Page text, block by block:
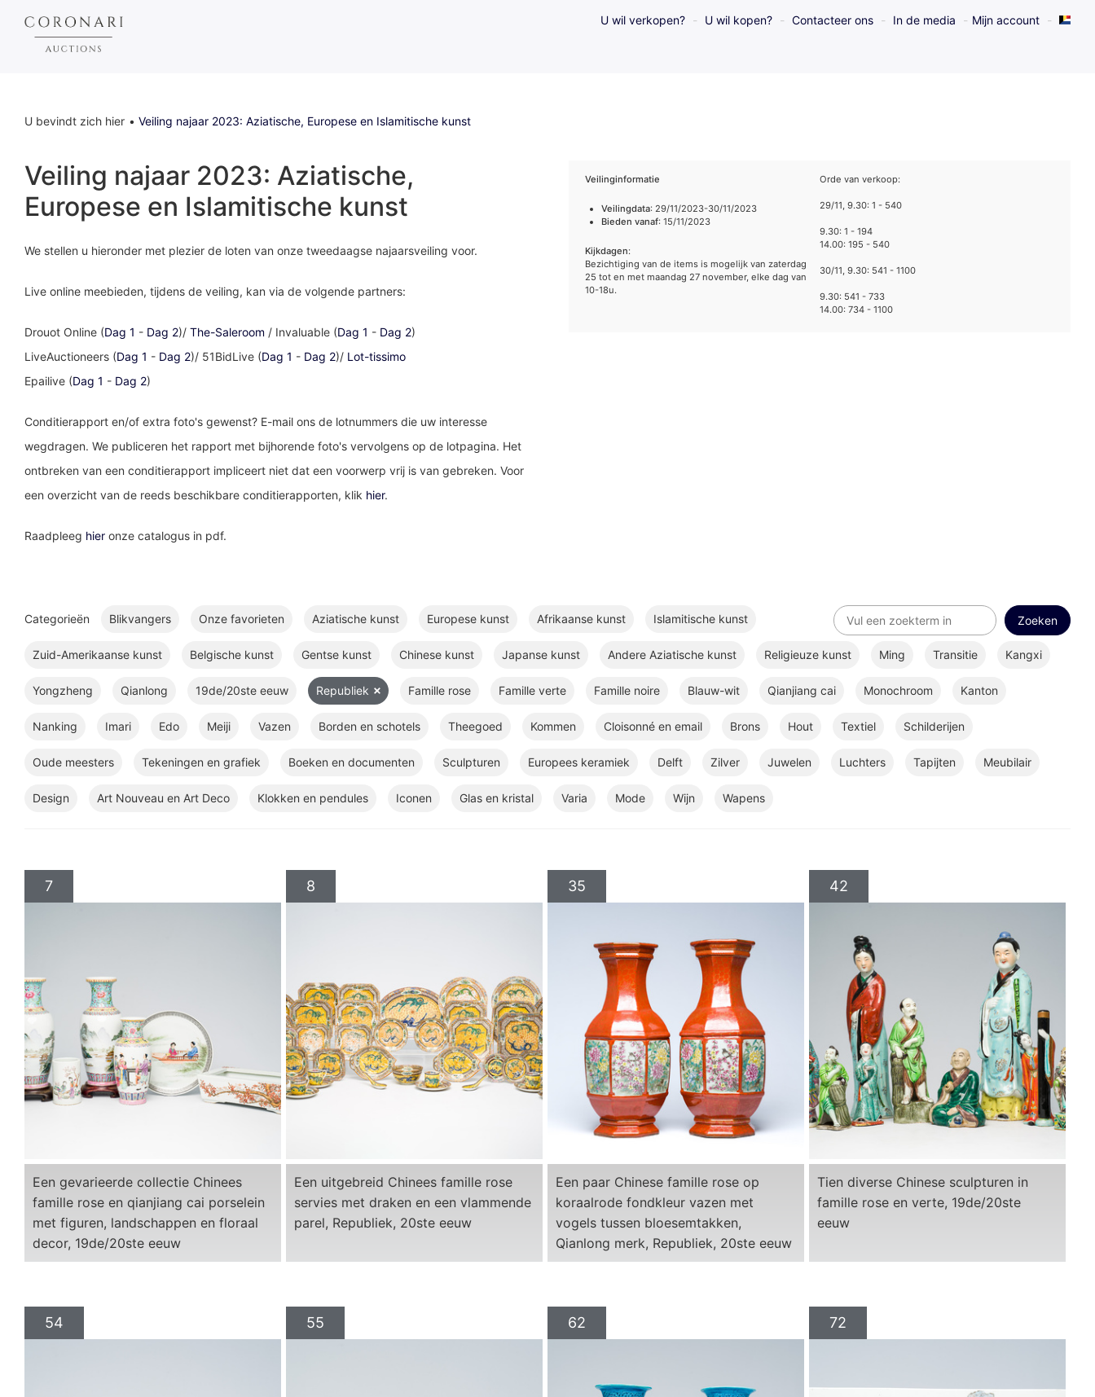
U wil verkopen? U wil kopen? Contacteer ons In de media Mijn account
U bevindt zich hier Veiling najaar 2023: Aziatische, Europese en Islamitische kunst
Veiling najaar 2023: Aziatische,
Europese en Islamitische kunst
We stellen u hieronder met plezier de loten van onze tweedaagse najaarsveiling voor.
Live online meebieden, tijdens de veiling, kan via de volgende partners:
Drouot Online (Dag 1 - Dag 2)/ The-Saleroom / Invaluable (Dag 1 - Dag 2)
LiveAuctioneers (Dag 1 - Dag 2)/ 51BidLive (Dag 1 - Dag 2)/ Lot-tissimo
Epailive (Dag 1 - Dag 2)
Conditierapport en/of extra foto's gewenst? E-mail ons de lotnummers die uw interesse
wegdragen. We publiceren het rapport met bijhorende foto's vervolgens op de lotpagina. Het
ontbreken van een conditierapport impliceert niet dat een voorwerp vrij is van gebreken. Voor
een overzicht van de reeds beschikbare conditierapporten, klik hier.
Raadpleeg hier onze catalogus in pdf.
Veilinginformatie
Veilingdata: 29/11/2023-30/11/2023
Bieden vanaf: 15/11/2023
Kijkdagen:
Bezichtiging van de items is mogelijk van zaterdag
25 tot en met maandag 27 november, elke dag van
10-18u.
Orde van verkoop:
29/11, 9.30: 1 - 540
9.30: 1 - 194
14.00: 195 - 540
30/11, 9.30: 541 - 1100
9.30: 541 - 733
14.00: 734 - 1100
Categorieën Blikvangers Onze favorieten Aziatische kunst Europese kunst Afrikaanse kunst Islamitische kunst
Zuid-Amerikaanse kunst Belgische kunst Gentse kunst Chinese kunst Japanse kunst Andere Aziatische kunst Religieuze kunst Ming Transitie Kangxi
Yongzheng Qianlong 19de/20ste eeuw Republiek Famille rose Famille verte Famille noire Blauw-wit Qianjiang cai Monochroom Kanton
Nanking Imari Edo Meiji Vazen Borden en schotels Theegoed Kommen Cloisonné en email Brons Hout Textiel Schilderijen
Oude meesters Tekeningen en grafiek Boeken en documenten Sculpturen Europees keramiek Delft Zilver Juwelen Luchters Tapijten Meubilair
Design Art Nouveau en Art Deco Klokken en pendules Iconen Glas en kristal Varia Mode Wijn Wapens
7
Een gevarieerde collectie Chinees
famille rose en qianjiang cai porselein
met figuren, landschappen en floraal
decor, 19de/20ste eeuw
8
Een uitgebreid Chinees famille rose
servies met draken en een vlammende
parel, Republiek, 20ste eeuw
35
Een paar Chinese famille rose op
koraalrode fondkleur vazen met
vogels tussen bloesemtakken,
Qianlong merk, Republiek, 20ste eeuw
42
Tien diverse Chinese sculpturen in
famille rose en verte, 19de/20ste
eeuw
54 55 62 72